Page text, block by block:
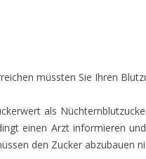
müssten Sie Ihren
als
einen Arzt informieren
den Zucker abzubauen